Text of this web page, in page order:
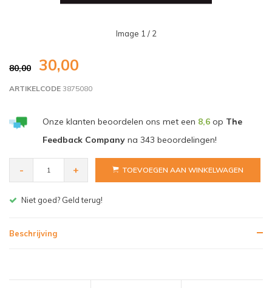
Image 1 / 2
80,00 30,00
ARTIKELCODE 3875080
Onze klanten beoordelen ons met een 8,6op The
Feedback Companyna 343 beoordelingen!
- + TOEVOEGEN AAN WINKELWAGEN
Gratis bezorgen v.a. € 150,- (NL)
Beschrijving